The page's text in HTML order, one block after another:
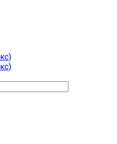
согласно которому в
скрыть таблицы.